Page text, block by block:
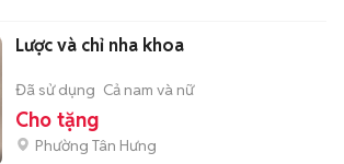
Lược và chỉ nha khoa
Đã sử dụng Cả nam và nữ
Cho tặng
Phường Tân Hưng